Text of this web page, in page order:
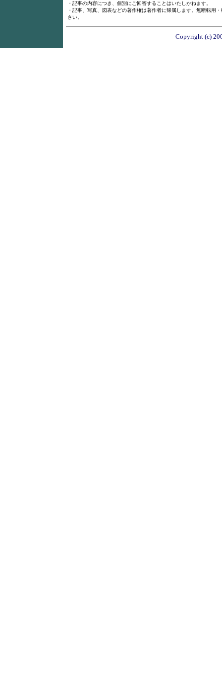
・記事の内容につき、個別にご回答することはいたしかねます。
・記事、写真、図表などの著作権は著作者に帰属します。無断転用
さい。
Copyright (c)